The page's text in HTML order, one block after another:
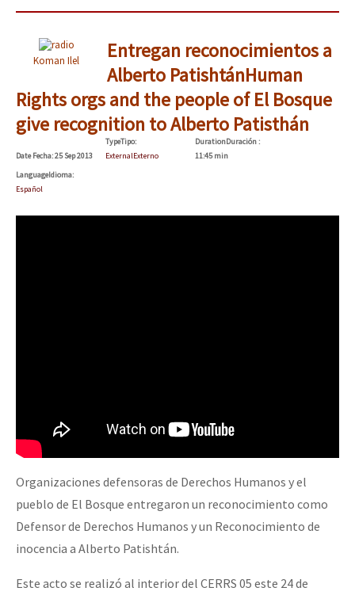
Koman Ilel
Entregan reconocimientos a
Alberto PatishtánHuman
Rights orgs and the people of El Bosque
give recognition to Alberto Patisthán
DateFecha: 25 Sep 2013
TypeTipo:
ExternalExterno
DurationDuración:
11:45 min
LanguageIdioma:
Español
Organizaciones defensoras de Derechos Humanos y el
pueblo de El Bosque entregaron un reconocimiento como
Defensor de Derechos Humanos y un Reconocimiento de
inocencia a Alberto Patishtán.
Este acto se realizó al interior del CERRS 05 este 24 de